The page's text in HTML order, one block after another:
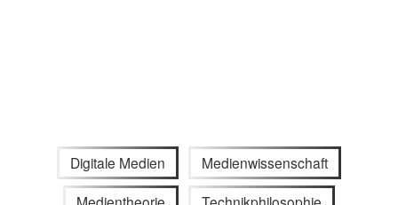
Digitale Medien Medienwissenschaft